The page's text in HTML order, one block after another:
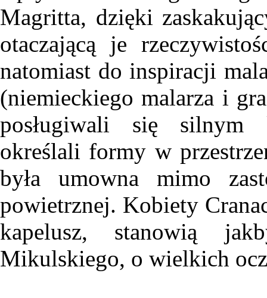
Magritta, dzięki
otaczającą je
natomiast do inspiracji
(niemieckiego malarza i
posługiwali się silnym
określali formy w
była umowna mimo
powietrznej. Kobiety
kapelusz, stanowią
Mikulskiego, o wielkich